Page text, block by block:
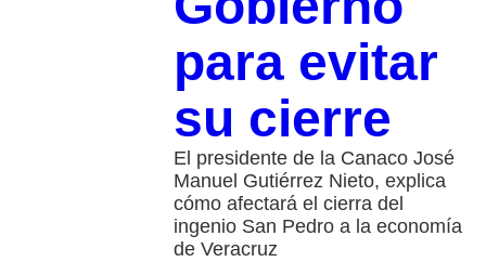
para evitar
su cierre
El presidente de la Canaco José
Manuel Gutiérrez Nieto, explica
cómo afectará el cierra del
ingenio San Pedro a la economía
de Veracruz